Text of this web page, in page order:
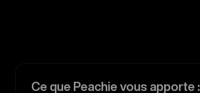
Ce que Peachie vous apporte :